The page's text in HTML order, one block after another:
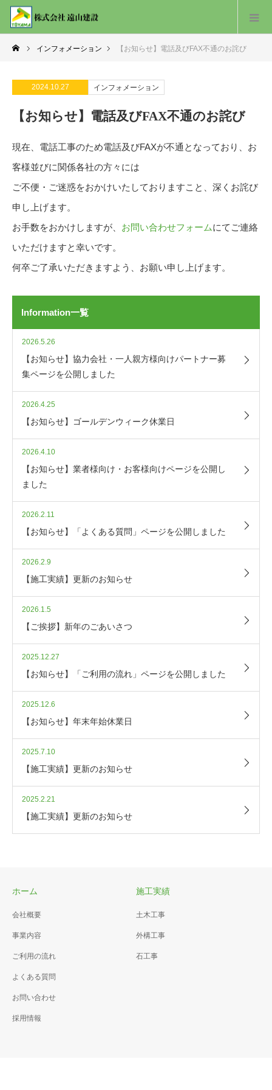
インフォメーション 【お知らせ】電話及びFAX不通のお詫び
2024.10.27 インフォメーション
【お知らせ】電話及びFAX不通のお詫び
現在、電話工事のため電話及びFAXが不通となっており、お
客様並びに関係各社の方々には
ご不便・ご迷惑をおかけいたしておりますこと、深くお詫び
申し上げます。
お手数をおかけしますが、 お問い合わせフォームにてご連絡
いただけますと幸いです。
何卒ご了承いただきますよう、お願い申し上げます。
Information一覧
2026.5.26
【お知らせ】協力会社・一人親方様向けパートナー募
集ページを公開しました
2026.4.25
【お知らせ】ゴールデンウィーク休業日
2026.4.10
【お知らせ】業者様向け・お客様向けページを公開し
ました
2026.2.11
【お知らせ】「よくある質問」ページを公開しました
2026.2.9
【施工実績】更新のお知らせ
2026.1.5
【ご挨拶】新年のごあいさつ
2025.12.27
【お知らせ】「ご利用の流れ」ページを公開しました
2025.12.6
【お知らせ】年末年始休業日
2025.7.10
【施工実績】更新のお知らせ
2025.2.21
【施工実績】更新のお知らせ
ホーム
会社概要
事業内容
ご利用の流れ
よくある質問
お問い合わせ
採用情報
施工実績
土木工事
外構工事
石工事